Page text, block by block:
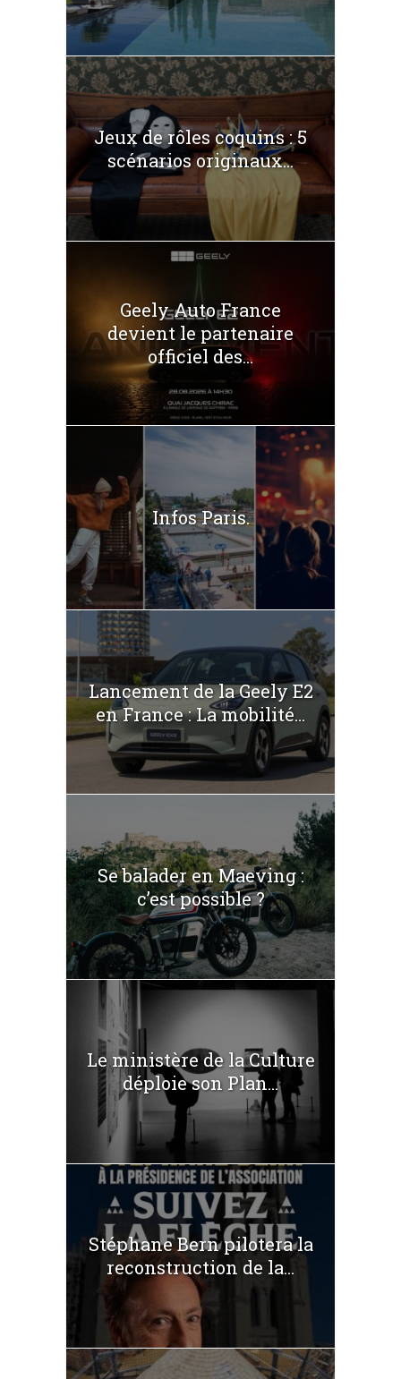
Jeux de rôles coquins : 5
scénarios originaux...
Geely Auto France
devient le partenaire
officiel des...
Infos Paris.
Lancement de la Geely E2
en France : La mobilité...
Se balader en Maeving :
c’est possible ?
Le ministère de la Culture
déploie son Plan...
Stéphane Bern pilotera la
reconstruction de la...